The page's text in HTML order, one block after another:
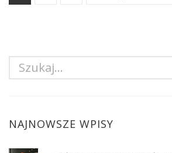
NAJNOWSZE WPISY